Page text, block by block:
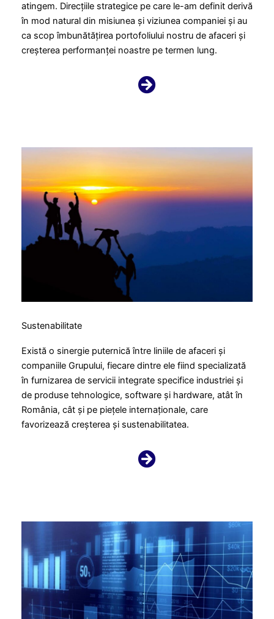
atingem. Direcțiile strategice pe care le-am definit derivă
în mod natural din misiunea și viziunea companiei și au
ca scop îmbunătățirea portofoliului nostru de afaceri și
creșterea performanței noastre pe termen lung.
Sustenabilitate
Există o sinergie puternică între liniile de afaceri și
companiile Grupului, fiecare dintre ele fiind specializată
în furnizarea de servicii integrate specifice industriei și
de produse tehnologice, software și hardware, atât în
România, cât și pe piețele internaționale, care
favorizează creșterea și sustenabilitatea.